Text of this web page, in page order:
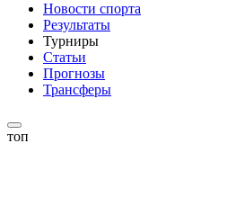
Новости спорта
Результаты
Турниры
Статьи
Прогнозы
Трансферы
топ